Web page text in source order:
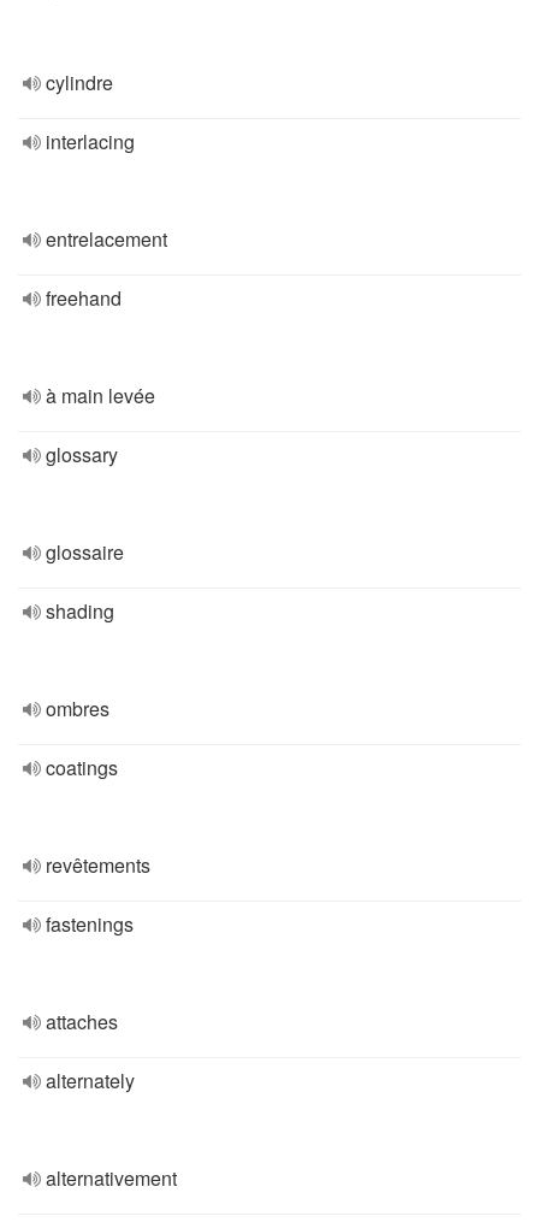
cylindre
interlacing
entrelacement
freehand
à main levée
glossary
glossaire
shading
ombres
coatings
revêtements
fastenings
attaches
alternately
alternativement